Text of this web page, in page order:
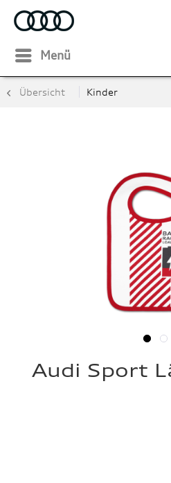
Menü
Übersicht Kinder
Audi Sport